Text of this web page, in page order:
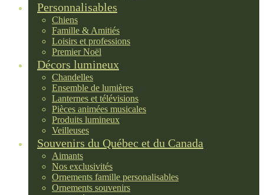
Personnalisables
Chiens
Famille & Amitiés
Loisirs et professions
Premier Noël
Décors lumineux
Chandelles
Ensemble de lumières
Lanternes et télévisions
Pièces animées musicales
Produits lumineux
Veilleuses
Souvenirs du Québec et du Canada
Aimants
Nos exclusivités
Ornements famille personalisables
Ornements souvenirs